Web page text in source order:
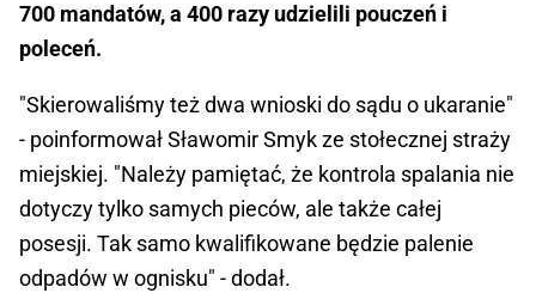
700 mandatów, a 400 razy udzielili pouczeń i
poleceń.
"Skierowaliśmy też dwa wnioski do sądu o ukaranie"
- poinformował Sławomir Smyk ze stołecznej straży
miejskiej. "Należy pamiętać, że kontrola spalania nie
dotyczy tylko samych pieców, ale także całej
posesji. Tak samo kwalifikowane będzie palenie
odpadów w ognisku" - dodał.